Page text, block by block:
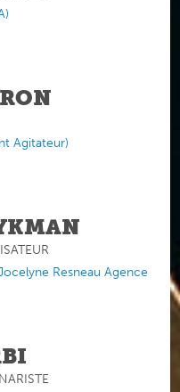
)
Agitateur)
Resneau Agence